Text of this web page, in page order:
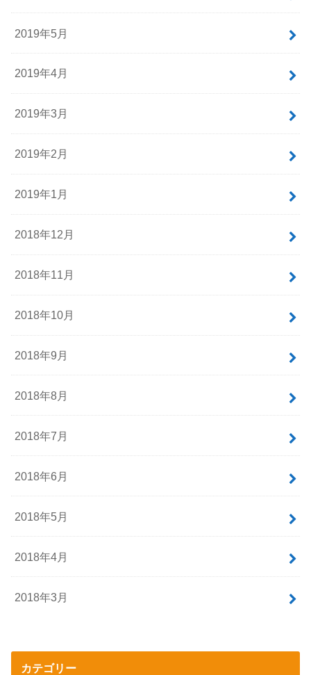
2019年5月
2019年4月
2019年3月
2019年2月
2019年1月
2018年12月
2018年11月
2018年10月
2018年9月
2018年8月
2018年7月
2018年6月
2018年5月
2018年4月
2018年3月
カテゴリー